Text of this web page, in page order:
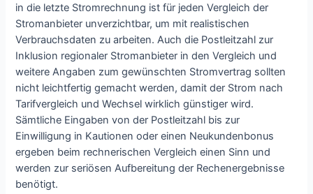
in die letzte Stromrechnung ist für jeden Vergleich der
Stromanbieter unverzichtbar, um mit realistischen
Verbrauchsdaten zu arbeiten. Auch die Postleitzahl zur
Inklusion regionaler Stromanbieter in den Vergleich und
weitere Angaben zum gewünschten Stromvertrag sollten
nicht leichtfertig gemacht werden, damit der Strom nach
Tarifvergleich und Wechsel wirklich günstiger wird.
Sämtliche Eingaben von der Postleitzahl bis zur
Einwilligung in Kautionen oder einen Neukundenbonus
ergeben beim rechnerischen Vergleich einen Sinn und
werden zur seriösen Aufbereitung der Rechenergebnisse
benötigt.